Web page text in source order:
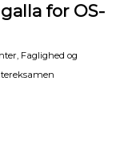
for OS-
, Faglighed og